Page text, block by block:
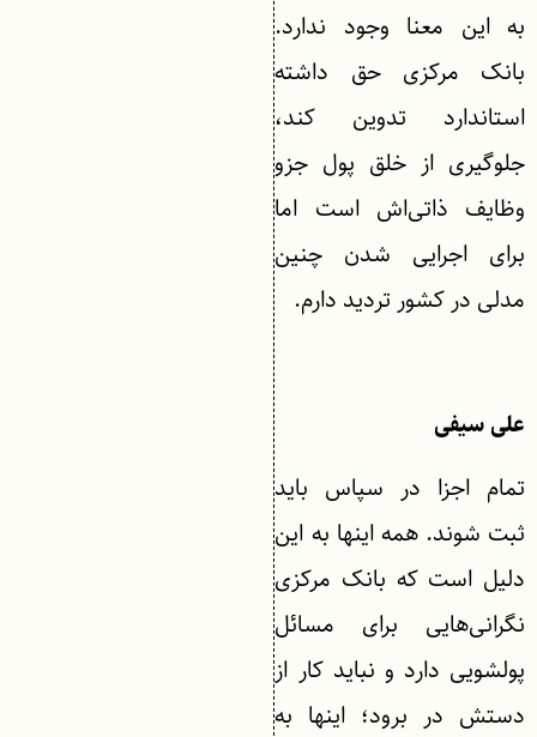
به این معنا وجود ندارد.
بانک مرکزی حق داشته
استاندارد تدوین کند،
جلوگیری از خلق پول جزو
وظایف ذاتی‌اش است اما
برای اجرایی شدن چنین
مدلی در کشور تردید دارم.
علی سیفی
تمام اجزا در سپاس باید
ثبت شوند. همه اینها به این
دلیل است که بانک مرکزی
نگرانی‌هایی برای مسائل
پولشویی دارد و نباید کار از
دستش در برود؛ اینها به